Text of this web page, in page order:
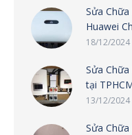
Sửa
Huawei
18/12/2024
Sửa
tại
13/12/2024
Sửa